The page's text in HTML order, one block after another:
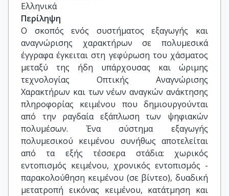
Ελληνικά
Περίληψη
Ο σκοπός ενός συστήματος εξαγωγής και
αναγνώρισης χαρακτήρων σε πολυμεσικά
έγγραφα έγκειται στη γεφύρωση του χάσματος
μεταξύ της ήδη υπάρχουσας και ώριμης
τεχνολογίας Οπτικής Αναγνώρισης
Χαρακτήρων και των νέων αναγκών ανάκτησης
πληροφορίας κειμένου που δημιουργούνται
από την ραγδαία εξάπλωση των ψηφιακών
πολυμέσων. Ένα σύστημα εξαγωγής
πολυμεσικού κειμένου συνήθως αποτελείται
από τα εξής τέσσερα στάδια: χωρικός
εντοπισμός κειμένου, χρονικός εντοπισμός -
παρακολούθηση κειμένου (σε βίντεο), δυαδική
μετατροπή εικόνας κειμένου, κατάτμηση και